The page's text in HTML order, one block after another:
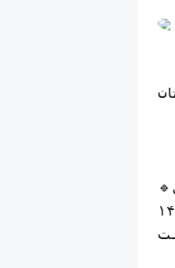
🔹مدیرعامل شرکت توزیع نیروی برق خوزستان: یکی از چالش‌های اصلی صنعت توزیع برق، سرقت سیم‌های مسی
و تجهیزات برقی است که در این زمینه متاسفانه در ۸ ماه سال جاری بیش از ۳۰ تن سیم مسی برق به ارزش ۱۴